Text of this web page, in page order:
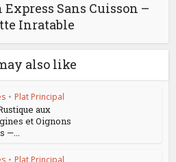
Sans Cuisson –
Inratable
also like
• Plat Principal
aux
et Oignons
—...